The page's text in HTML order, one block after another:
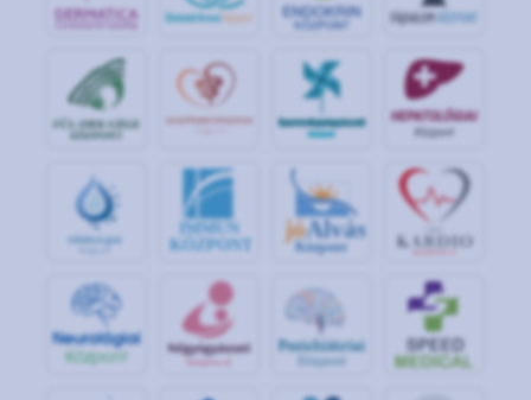
IMMUN
KÖZPONT
jóAlvás
Központ